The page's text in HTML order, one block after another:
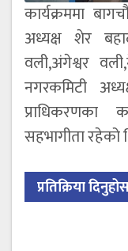
कार्यक्रममा
अध्यक्ष शेर
वली,अंगेश्वर
नगरकमिटी
प्राधिकरणका
सहभागीता रहेको
प्रतिक्रिया